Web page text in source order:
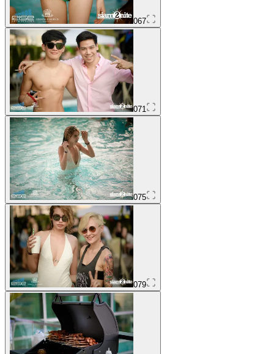
067
071
075
079